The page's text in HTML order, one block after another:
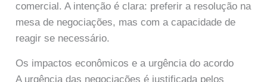
comercial. A intenção é clara: preferir a resolução na
mesa de negociações, mas com a capacidade de
reagir se necessário.
Os impactos econômicos e a urgência do acordo
A urgência das negociações é justificada pelos